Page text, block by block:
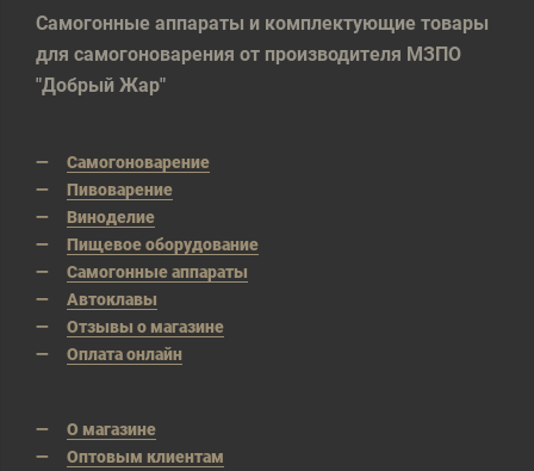
Самогонные аппараты и комплектующие товары
для самогоноварения от производителя МЗПО
"Добрый Жар"
Самогоноварение
Пивоварение
Виноделие
Пищевое оборудование
Самогонные аппараты
Автоклавы
Отзывы о магазине
Оплата онлайн
О магазине
Оптовым клиентам